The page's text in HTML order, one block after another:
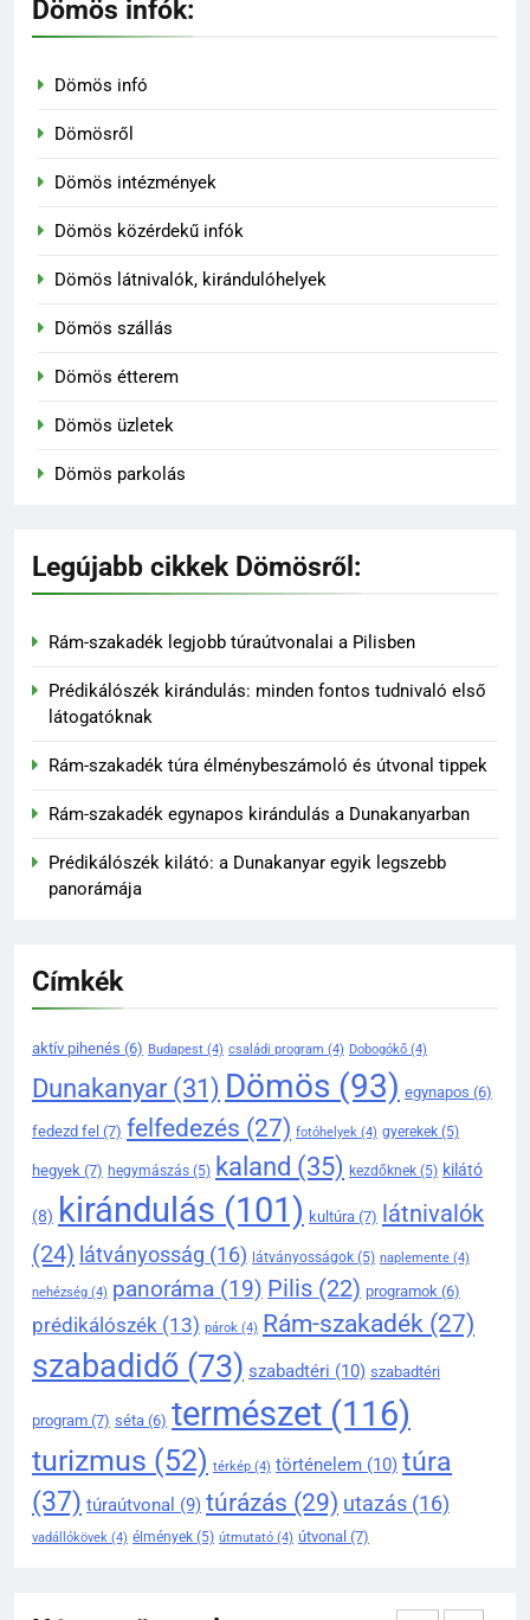
Dömös infók:
Dömös infó
Dömösről
Dömös intézmények
Dömös közérdekű infók
Dömös látnivalók, kirándulóhelyek
Dömös szállás
Dömös étterem
Dömös üzletek
Dömös parkolás
Legújabb cikkek Dömösről:
Rám-szakadék legjobb túraútvonalai a Pilisben
Prédikálószék kirándulás: minden fontos tudnivaló első
látogatóknak
Rám-szakadék túra élménybeszámoló és útvonal tippek
Rám-szakadék egynapos kirándulás a Dunakanyarban
Prédikálószék kilátó: a Dunakanyar egyik legszebb
panorámája
Címkék
aktív pihenés (6) Budapest (4) családi program (4) Dobogókő (4)
Dunakanyar(31) Dömös (93) egynapos (6)
fedezd fel (7) felfedezés (27) fotóhelyek (4) gyerekek (5)
hegyek (7) hegymászás (5) kaland (35) kezdőknek (5) kilátó
(8) kirándulás (101) kultúra (7) látnivalók
(24) látványosság (16) látványosságok (5) naplemente (4)
nehézség (4) panoráma (19) Pilis (22) programok (6)
prédikálószék (13) párok (4) Rám-szakadék (27)
szabadidő (73) szabadtéri (10) szabadtéri
program (7) séta (6) természet (116)
turizmus (52) térkép (4) történelem (10) túra
(37) túraútvonal (9) túrázás (29) utazás (16)
vadállókövek (4) élmények (5) útmutató (4) útvonal (7)
mítoszok a Duna partján
DÖMÖS HÍREI
139
miért érdemes ellátogatni
Dömösre
KIRÁNDULÓKNAK- TURÁZÓKNAK
Prédikálószék kirándulás:
minden fontos tudnivaló első
látogatóknak
KIRÁNDULÓKNAK- TURÁZÓKNAK
3
Rám-szakadék túra
élménybeszámoló és útvonal
tippek
KIRÁNDULÓKNAK- TURÁZÓKNAK
Rám-szakadék egynapos
kirándulás a Dunakanyarban
KIRÁNDULÓKNAK- TURÁZÓKNAK
5
Dunakanyar egyik legszebb